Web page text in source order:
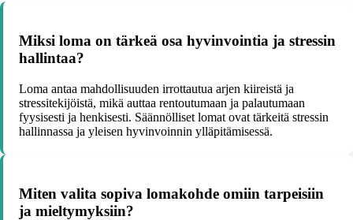
Miksi loma on tärkeä osa hyvinvointia ja stressin
hallintaa?
Loma antaa mahdollisuuden irrottautua arjen kiireistä ja
stressitekijöistä, mikä auttaa rentoutumaan ja palautumaan
fyysisesti ja henkisesti. Säännölliset lomat ovat tärkeitä stressin
hallinnassa ja yleisen hyvinvoinnin ylläpitämisessä.
Miten valita sopiva lomakohde omiin tarpeisiin
ja mieltymyksiin?